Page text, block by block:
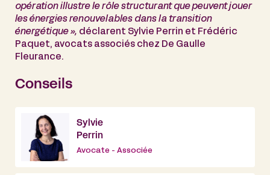
opération illustre le rôle structurant que peuvent jouer
les énergies renouvelables dans la transition
énergétique », déclarent Sylvie Perrin et Frédéric
Paquet, avocats associés chez De Gaulle
Fleurance.
Conseils
Sylvie
Perrin
Avocate - Associée